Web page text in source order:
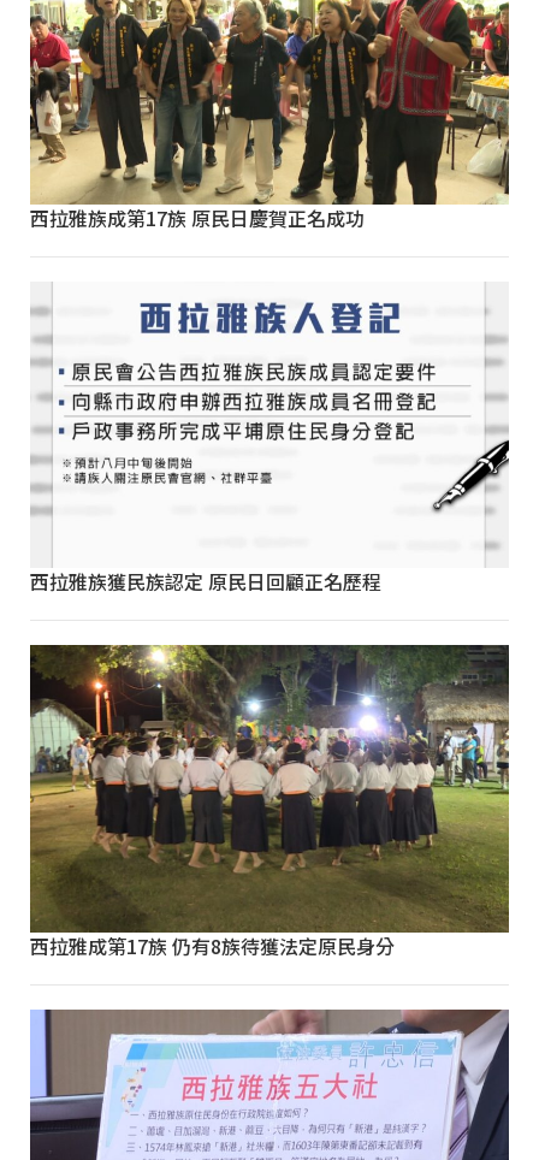
西拉雅族成第17族 原民日慶賀正名成功
西拉雅族獲民族認定 原民日回顧正名歷程
西拉雅成第17族 仍有8族待獲法定原民身分